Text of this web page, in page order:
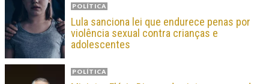
POLÍTICA
Lula sanciona lei que endurece penas por
violência sexual contra crianças e
adolescentes
POLÍTICA